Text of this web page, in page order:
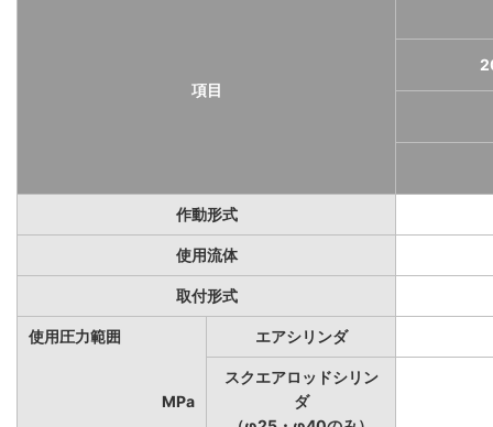
項目
作動形式
使用流体
取付形式
使用圧力範囲 エアシリンダ
MPa
スクエアロッドシリン
ダ